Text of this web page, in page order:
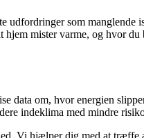
som
mister varme, og hvor
om, hvor energien
indeklima med mindre
Vi hjælper dig med at